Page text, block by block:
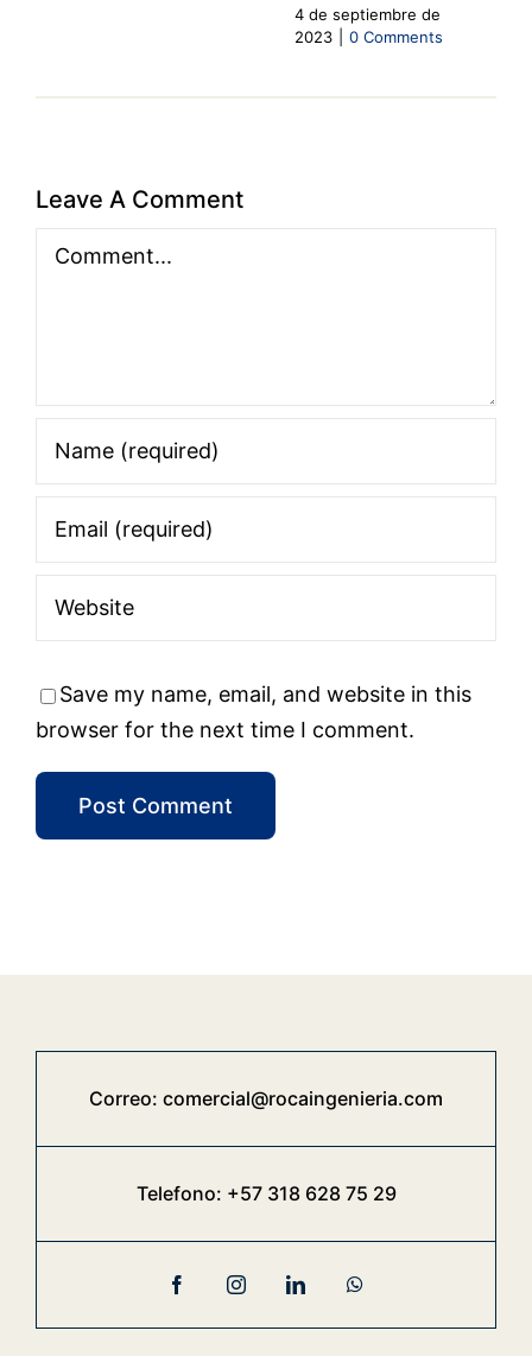
4 de septiembre de
2023
0 Comments
Leave A Comment
Comment
Save my name, email, and website in this
browser for the next time I comment.
Correo: comercial@rocaingenieria.com
Telefono: +57 318 628 75 29